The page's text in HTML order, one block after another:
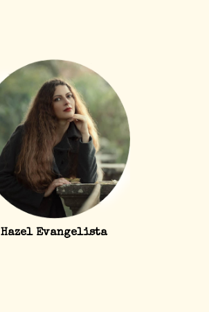
Hazel Evangelista